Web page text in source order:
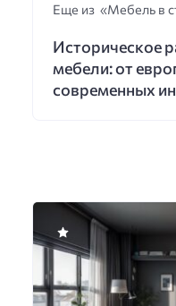
Еще из «Мебель в
Историческое
мебели: от
современных